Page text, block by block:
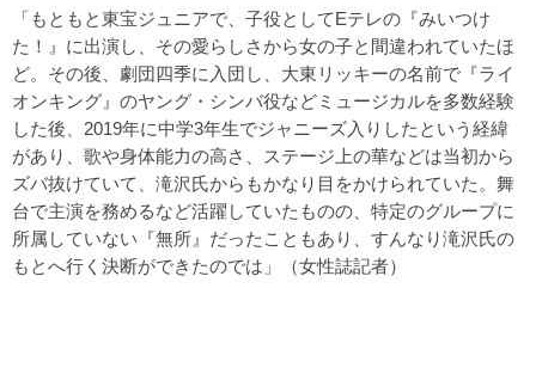
「もともと東宝ジュニアで、子役としてEテレの『みいつけ
た！』に出演し、その愛らしさから女の子と間違われていたほ
ど。その後、劇団四季に入団し、大東リッキーの名前で『ライ
オンキング』のヤング・シンバ役などミュージカルを多数経験
した後、2019年に中学3年生でジャニーズ入りしたという経緯
があり、歌や身体能力の高さ、ステージ上の華などは当初から
ズバ抜けていて、滝沢氏からもかなり目をかけられていた。舞
台で主演を務めるなど活躍していたものの、特定のグループに
所属していない『無所』だったこともあり、すんなり滝沢氏の
もとへ行く決断ができたのでは」（女性誌記者）